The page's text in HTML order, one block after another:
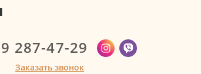
287-47-29
Заказать звонок